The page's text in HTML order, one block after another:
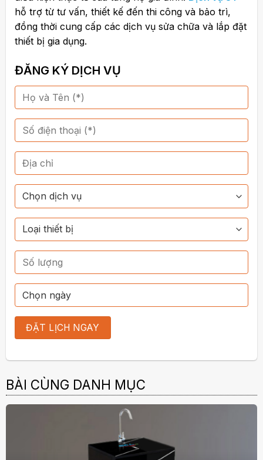
hỗ trợ từ tư vấn, thiết kế đến thi công và bảo trì,
đồng thời cung cấp các dịch vụ sửa chữa và lắp đặt
thiết bị gia dụng.
ĐĂNG KÝ DỊCH VỤ
BÀI CÙNG DANH MỤC